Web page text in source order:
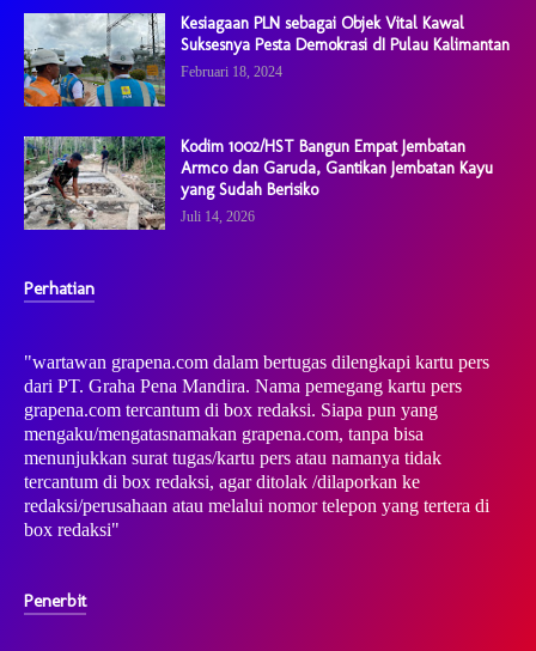
Kesiagaan PLN sebagai Objek Vital Kawal
Suksesnya Pesta Demokrasi dI Pulau Kalimantan
Februari 18, 2024
Kodim 1002/HST Bangun Empat Jembatan
Armco dan Garuda, Gantikan Jembatan Kayu
yang Sudah Berisiko
Juli 14, 2026
Perhatian
"wartawan grapena.com dalam bertugas dilengkapi kartu pers
dari PT. Graha Pena Mandira. Nama pemegang kartu pers
grapena.com tercantum di box redaksi. Siapa pun yang
mengaku/mengatasnamakan grapena.com, tanpa bisa
menunjukkan surat tugas/kartu pers atau namanya tidak
tercantum di box redaksi, agar ditolak /dilaporkan ke
redaksi/perusahaan atau melalui nomor telepon yang tertera di
box redaksi"
Penerbit